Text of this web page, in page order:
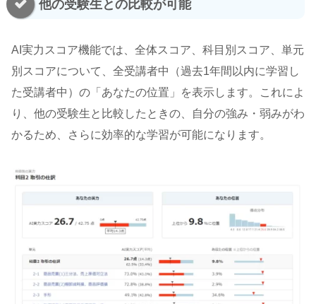
他の受験生との比較が可能
AI実力スコア機能では、全体スコア、科目別スコア、単元
別スコアについて、全受講者中（過去1年間以内に学習し
た受講者中）の「あなたの位置」を表示します。これによ
り、他の受験生と比較したときの、自分の強み・弱みがわ
かるため、さらに効率的な学習が可能になります。